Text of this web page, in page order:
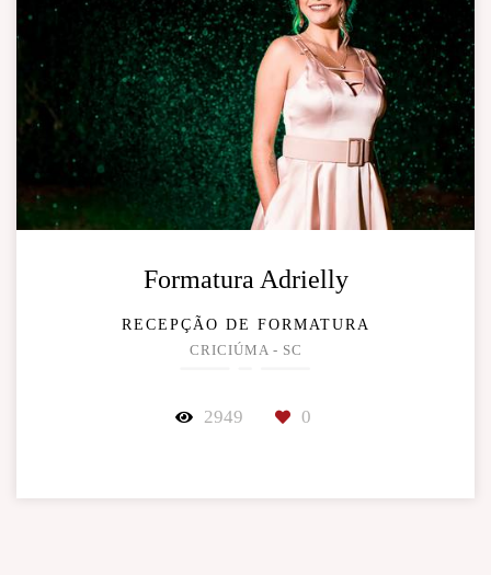
Formatura Adrielly
RECEPÇÃO DE FORMATURA
CRICIÚMA - SC
2949 0